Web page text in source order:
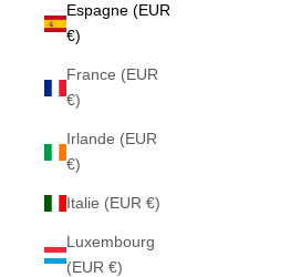
Espagne (EUR
€)
France (EUR
€)
Irlande (EUR
€)
Italie (EUR €)
Luxembourg
(EUR €)